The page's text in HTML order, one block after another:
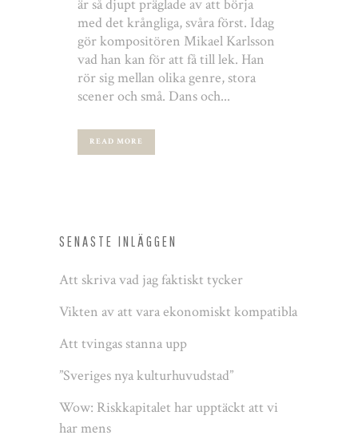
är så djupt präglade av att börja
med det krångliga, svåra först. Idag
gör kompositören Mikael Karlsson
vad han kan för att få till lek. Han
rör sig mellan olika genre, stora
scener och små. Dans och...
READ MORE
SENASTE INLÄGGEN
Att skriva vad jag faktiskt tycker
Vikten av att vara ekonomiskt kompatibla
Att tvingas stanna upp
”Sveriges nya kulturhuvudstad”
Wow: Riskkapitalet har upptäckt att vi
har mens